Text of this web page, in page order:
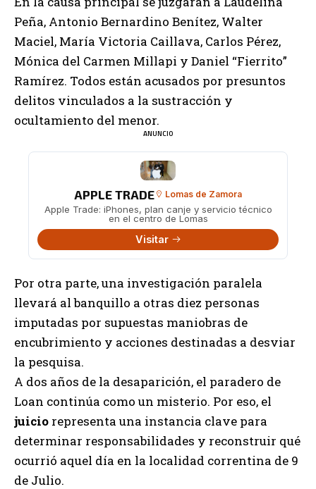
Peña, Antonio Bernardino Benítez, Walter
Maciel, María Victoria Caillava, Carlos Pérez,
Mónica del Carmen Millapi y Daniel “Fierrito”
Ramírez. Todos están acusados por presuntos
delitos vinculados a la sustracción y
ocultamiento del menor.
ANUNCIO
APPLE TRADE Lomas de Zamora
Apple Trade: iPhones, plan canje y servicio técnico
en el centro de Lomas
Visitar
Por otra parte, una investigación paralela
llevará al banquillo a otras diez personas
imputadas por supuestas maniobras de
encubrimiento y acciones destinadas a desviar
la pesquisa.
A dos años de la desaparición, el paradero de
Loan continúa como un misterio. Por eso, el
juicio representa una instancia clave para
determinar responsabilidades y reconstruir qué
ocurrió aquel día en la localidad correntina de 9
de Julio.